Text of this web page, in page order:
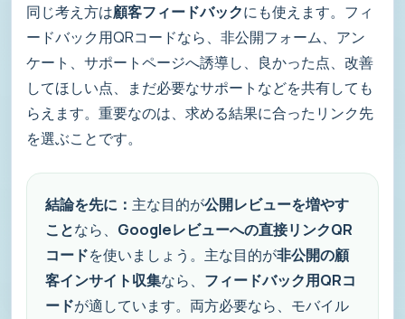
同じ考え方は顧客フィードバックにも使えます。フィ
ードバック用QRコードなら、非公開フォーム、アン
ケート、サポートページへ誘導し、良かった点、改善
してほしい点、まだ必要なサポートなどを共有しても
らえます。重要なのは、求める結果に合ったリンク先
を選ぶことです。
結論を先に： 主な目的が公開レビューを増やす
ことなら、 Googleレビューへの直接リンクQR
コードを使いましょう。主な目的が非公開の顧
客インサイト収集なら、 フィードバック用QRコ
ードが適しています。両方必要なら、モバイル